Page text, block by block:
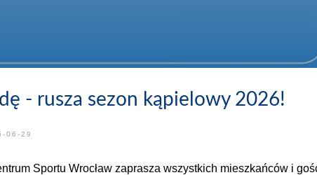
- rusza sezon kąpielowy 2026!
06-29
Sportu Wrocław zaprasza wszystkich mieszkańców i